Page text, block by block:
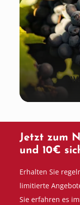
Jetzt zum
und 10€
Erhalten Sie
limitierte
Sie erfahren es